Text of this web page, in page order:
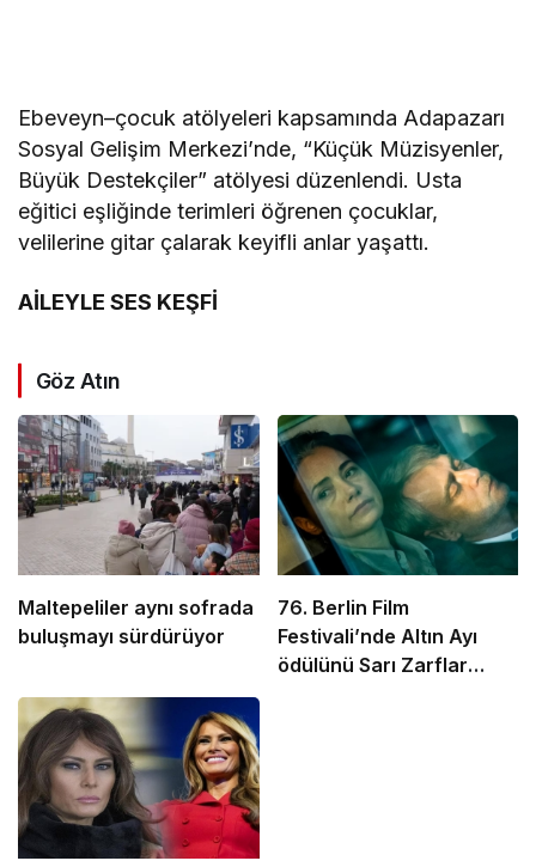
Ebeveyn–çocuk atölyeleri kapsamında Adapazarı
Sosyal Gelişim Merkezi’nde, “Küçük Müzisyenler,
Büyük Destekçiler” atölyesi düzenlendi. Usta
eğitici eşliğinde terimleri öğrenen çocuklar,
velilerine gitar çalarak keyifli anlar yaşattı.
AİLEYLE SES KEŞFİ
Göz Atın
Maltepeliler aynı sofrada
buluşmayı sürdürüyor
76. Berlin Film
Festivali’nde Altın Ayı
ödülünü Sarı Zarflar